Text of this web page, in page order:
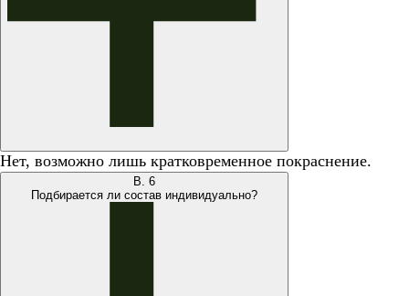
Нет, возможно лишь кратковременное покраснение.
В. 6
Подбирается ли состав индивидуально?